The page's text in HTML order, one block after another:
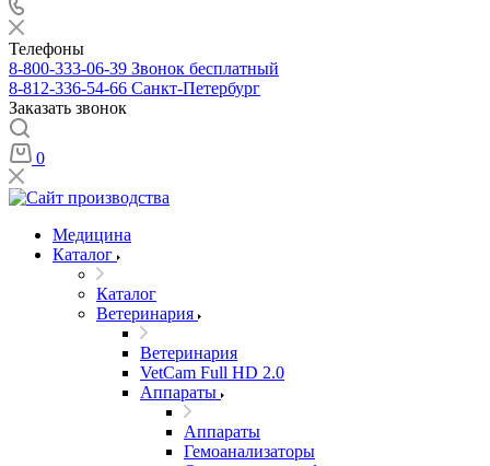
Телефоны
8-800-333-06-39 Звонок бесплатный
8-812-336-54-66 Санкт-Петербург
Заказать звонок
0
Медицина
Каталог
Каталог
Ветеринария
Ветеринария
VetCam Full HD 2.0
Аппараты
Аппараты
Гемоанализаторы